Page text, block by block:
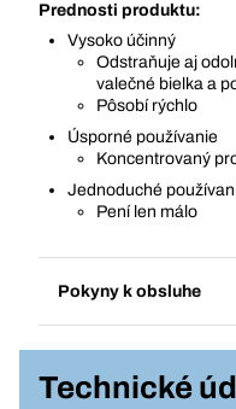
Prednosti produktu:
Vysoko účinný
Odstraňuje aj
valečné bielka a
Pôsobí rýchlo
Úsporné používanie
Koncentrovaný
Jednoduché
Pení len málo
Pokyny k obsluhe
Technické